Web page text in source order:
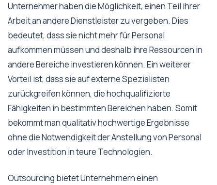
Unternehmer haben die Möglichkeit, einen Teil ihrer
Arbeit an andere Dienstleister zu vergeben. Dies
bedeutet, dass sie nicht mehr für Personal
aufkommen müssen und deshalb ihre Ressourcen in
andere Bereiche investieren können. Ein weiterer
Vorteil ist, dass sie auf externe Spezialisten
zurückgreifen können, die hochqualifizierte
Fähigkeiten in bestimmten Bereichen haben. Somit
bekommt man qualitativ hochwertige Ergebnisse
ohne die Notwendigkeit der Anstellung von Personal
oder Investition in teure Technologien.
Outsourcing bietet Unternehmern einen